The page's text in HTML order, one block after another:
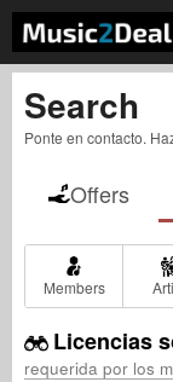
Search
Ponte en contacto.
Offers
Members
Licencias
requerida por los